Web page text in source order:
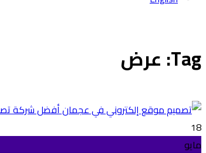
Tag: عرض
18
مايو